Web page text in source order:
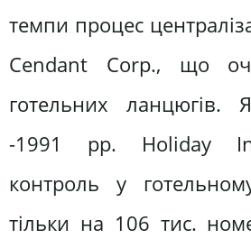
темпи процес
Cendant Corp., що
готельних
-1991 pp. Holiday
контроль у
тільки на 106 тис.